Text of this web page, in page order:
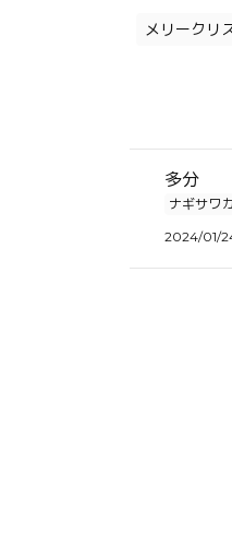
メリークリ
多分
ナギサワ
2024/01/